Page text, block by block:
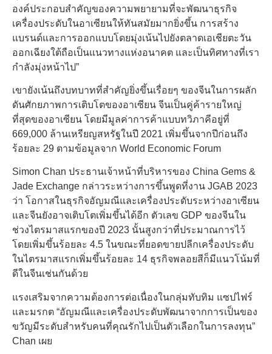
องค์ประกอบสำคัญของความพยายามที่จะพัฒนาธุรกิจ
เครื่องประดับในอาเซียนให้ทันสมัยมากยิ่งขึ้น การสร้าง
แบรนด์และการออกแบบโดยมุ่งเน้นไปยังตลาดเอเชียตะวัน
ออกเฉียงใต้ถือเป็นแนวทางแห่งอนาคต และเป็นทิศทางที่เรา
กำลังมุ่งหน้าไป”
เขายังเน้นถึงบทบาทที่สำคัญยิ่งขึ้นเรื่อยๆ ของจีนในการผลัก
ดันศักยภาพการเติบโตของอาเซียน จีนเป็นคู่ค้ารายใหญ่
ที่สุดของอาเซียน โดยมีมูลค่าการค้าแบบทวิภาคีอยู่ที่
669,000 ล้านเหรียญสหรัฐในปี 2021 เพิ่มขึ้นจากปีก่อนถึง
ร้อยละ 29 ตามข้อมูลจาก World Economic Forum
Simon Chan ประธานเจ้าหน้าที่บริหารของ China Gems &
Jade Exchange กล่าวระหว่างการขึ้นพูดที่งาน JGAB 2023
ว่า โอกาสในธุรกิจอัญมณีและเครื่องประดับระหว่างอาเซียน
และจีนยังอาจเติบโตเพิ่มขึ้นได้อีก ตัวเลข GDP ของจีนใน
ช่วงไตรมาสแรกของปี 2023 นั้นสูงกว่าที่ประมาณการไว้
โดยเพิ่มขึ้นร้อยละ 4.5 ในขณะที่ยอดขายปลีกเครื่องประดับ
ในไตรมาสแรกเพิ่มขึ้นร้อยละ 14 ธุรกิจพลอยสีก็มีแนวโน้มที่
ดีในจีนเช่นกันด้วย
แรงเสริมจากความต้องการต่อเนื่องในกลุ่มทับทิม แซปไฟร์
และมรกต “อัญมณีและเครื่องประดับพัฒนาจากการเป็นของ
ขวัญมีระดับสำหรับคนที่คุณรักไปเป็นตัวเลือกในการลงทุน”
Chan เผย